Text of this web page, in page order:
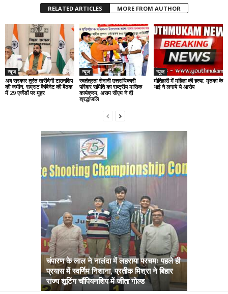
RELATED ARTICLES MORE FROM AUTHOR
न्यूज
अब सरकार तुरंत खरीदेगी टाउनशिप
की जमीन, सम्राट कैबिनेट की बैठक
में 29 एजेंडों पर मुहर
न्यूज
स्वतंत्रता सेनानी उत्तराधिकारी
परिवार समिति का राष्ट्रीय मासिक
कार्यक्रम, असम सीएम ने दी
श्रद्धांजलि
न्यूज
मोतिहारी में महिला की हत्या, मृतका के
भाई ने लगाये ये आरोप
चंपारण के लाल ने नालंदा में लहराया परचमः पहले ही
प्रयास में स्वर्णिम निशाना, प्रतीक मिश्रा ने बिहार
राज्य शूटिंग चौंपियनशिप में जीता गोल्ड